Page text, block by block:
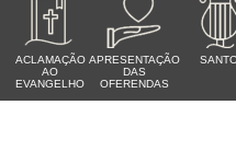
ACLAMAÇÃO
AO
EVANGELHO
APRESENTAÇÃO
DAS
OFERENDAS